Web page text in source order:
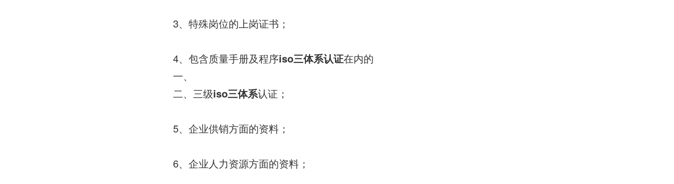
3、特殊岗位的上岗证书；
4、包含质量手册及程序iso三体系认证在内的
一、
二、三级iso三体系认证；
5、企业供销方面的资料；
6、企业人力资源方面的资料；